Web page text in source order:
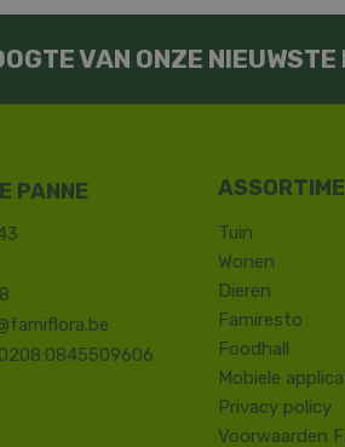
VAN ONZE NIEUWSTE
PANNE
Tuin
Wonen
Dieren
Famiresto
Foodhall
Mobiele
Privacy policy
Voorwaarden